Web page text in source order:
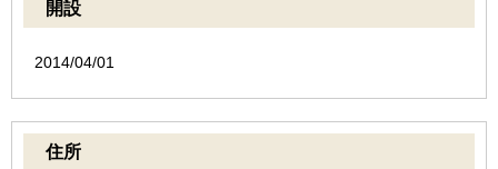
開設
2014/04/01
住所